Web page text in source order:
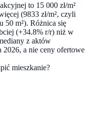
to 15 000 zł/m²
(9833 zł/m², czyli
50 m²). Różnica się
(+34.8% r/r) niż w
z aktów
a nie ceny ofertowe
mieszkanie?